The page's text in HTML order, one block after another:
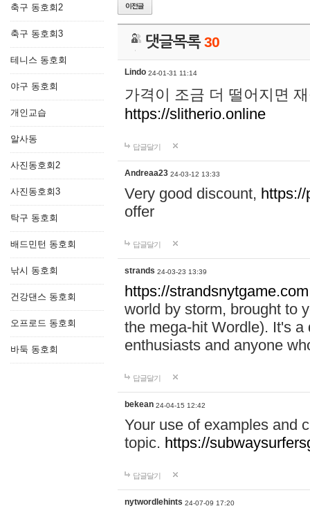
축구 동호회2
축구 동호회3
테니스 동호회
야구 동호회
개인교습
알사동
사진동호회2
사진동호회3
탁구 동호회
배드민턴 동호회
낚시 동호회
건강댄스 동호회
오프로드 동호회
바둑 동호회
댓글목록30
Lindo 24-01-31 11:14
가격이 조금 더 떨어지면
https://slitherio.online
답글달기
Andreaa23 24-03-12 13:33
Very good discount,
offer
답글달기
strands 24-03-23 13:39
https://strandsnytgame.com
world by storm, brought to
the mega-hit Wordle). It's
enthusiasts and anyone
답글달기
bekean 24-04-15 12:42
Your use of examples and
topic. https://
답글달기
nytwordlehints 24-07-09 17:20